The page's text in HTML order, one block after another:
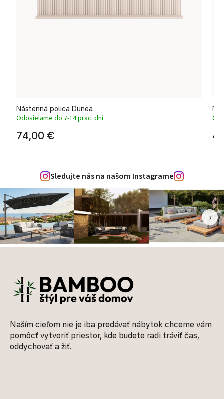
Nástenná polica Dunea
Odosielame do 7-14 prac. dní
74,00 €
Sledujte nás na našom Instagrame
‹ ›
Naším cieľom nie je iba predávať nábytok chceme vám
pomôcť vytvoriť priestor, kde budete radi tráviť čas,
oddychovať a žiť.